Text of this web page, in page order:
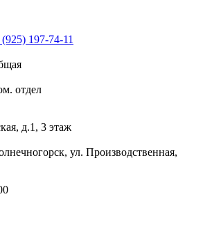
197-74-11
отдел
д.1, 3 этаж
ул. Производственная,